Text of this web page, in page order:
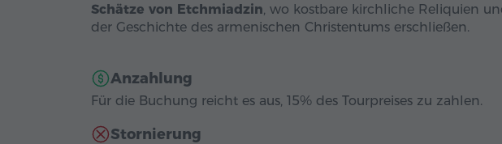
Schätze von Etchmiadzin, wo kostbare kirchliche Reliquien
der Geschichte des armenischen Christentums erschließen.
Anzahlung
Für die Buchung reicht es aus, 15% des Tourpreises zu zahlen.
Stornierung